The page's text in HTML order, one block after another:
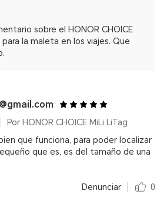
sobre el HONOR CHOICE
para la maleta en los viajes. Que
Por HONOR CHOICE MiLi LiTag
que funciona, para poder localizar
que es, es del tamaño de una
Denunciar 0